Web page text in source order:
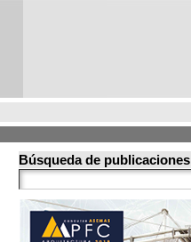
Búsqueda de publicaciones